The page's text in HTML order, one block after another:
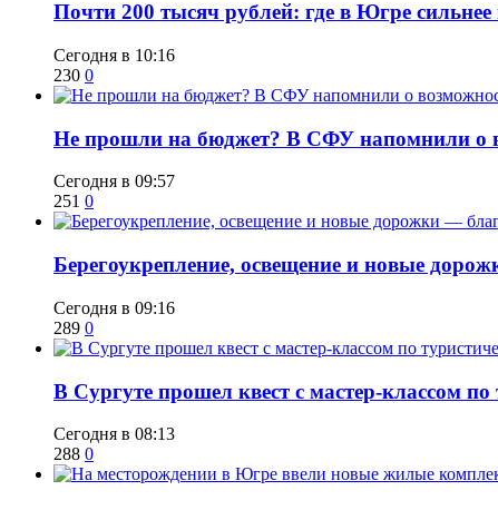
​Почти 200 тысяч рублей: где в Югре
Сегодня в 10:16
230 0
Не прошли на бюджет? В СФУ напомнили о
Сегодня в 09:57
251 0
Берегоукрепление, освещение и новые
Сегодня в 09:16
289 0
В Сургуте прошел квест с мастер-классом
Сегодня в 08:13
288 0